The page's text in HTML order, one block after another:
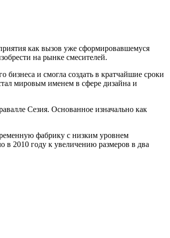
как вызов уже сформировавшемуся
на рынке смесителей.
и смогла создать в кратчайшие сроки
мировым именем в сфере дизайна и
Сезия. Основанное изначально как
фабрику с низким уровнем
в 2010 году к увеличению размеров в два